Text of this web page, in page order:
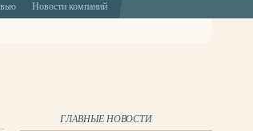
Новости компаний
ГЛАВНЫЕ НОВОСТИ